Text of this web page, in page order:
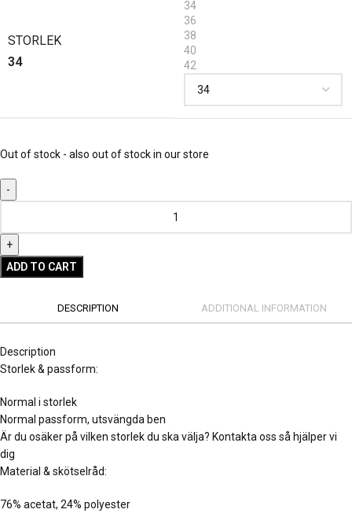
STORLEK
34
34
36
38
40
42
Out of stock - also out of stock in our store
ADD TO CART
DESCRIPTION ADDITIONAL INFORMATION
Description
Storlek & passform:
Normal i storlek
Normal passform, utsvängda ben
Är du osäker på vilken storlek du ska välja? Kontakta oss så hjälper vi
dig
Material & skötselråd:
76% acetat, 24% polyester